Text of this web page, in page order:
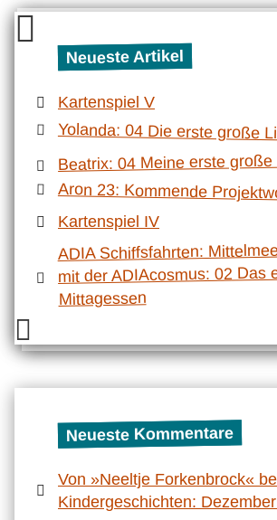
Neueste Artikel
Kartenspiel V
Yolanda: 04 Die erste große
Beatrix: 04 Meine erste
Aron 23: Kommende
Kartenspiel IV
ADIA Schiffsfahrten:
mit der ADIAcosmus: 02 Das
Mittagessen
Neueste Kommentare
Von »Neeltje Forkenbrock«
Kindergeschichten: